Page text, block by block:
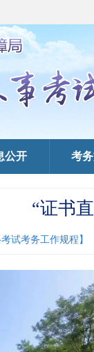
公开 考
“证书
试考务工作规程】